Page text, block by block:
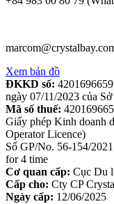
Xem bản đồ
ĐKKD số:
ngày 07/11/2023 của
Mã số thuế:
Giấy phép Kinh doanh
Operator Licence)
Số GP/No. 56-154/
for 4 time
Cơ quan cấp: Cục Du
Cấp cho: Cty CP
Ngày cấp: 12/06/2025